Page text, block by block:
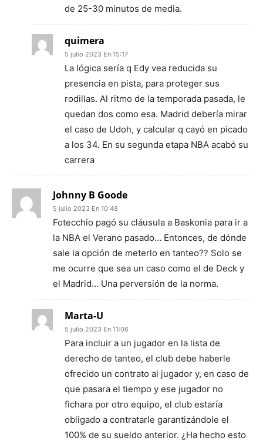
de 25-30 minutos de media.
quimera
5 julio 2023 En 15:17
La lógica sería q Edy vea reducida su
presencia en pista, para proteger sus
rodillas. Al ritmo de la temporada pasada, le
quedan dos como esa. Madrid debería mirar
el caso de Udoh, y calcular q cayó en picado
a los 34. En su segunda etapa NBA acabó su
carrera
Johnny B Goode
5 julio 2023 En 10:48
Fotecchio pagó su cláusula a Baskonia para ir a
la NBA el Verano pasado… Entonces, de dónde
sale la opción de meterlo en tanteo?? Solo se
me ocurre que sea un caso como el de Deck y
el Madrid… Una perversión de la norma.
Marta-U
5 julio 2023 En 11:06
Para incluir a un jugador en la lista de
derecho de tanteo, el club debe haberle
ofrecido un contrato al jugador y, en caso de
que pasara el tiempo y ese jugador no
fichara por otro equipo, el club estaría
obligado a contratarle garantizándole el
100% de su sueldo anterior. ¿Ha hecho esto